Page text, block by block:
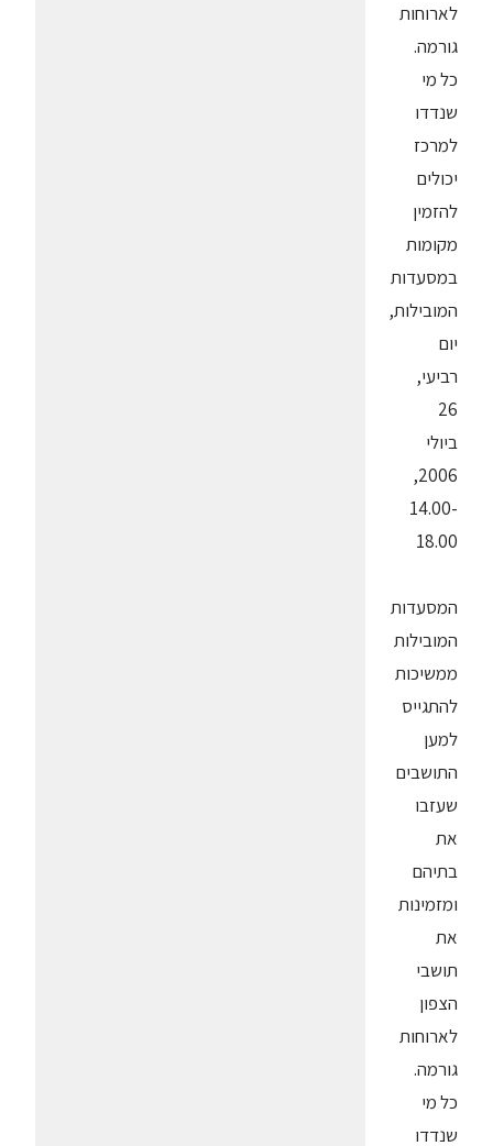
לארוחות
גורמה.
כל מי
שנדדו
למרכז
יכולים
להזמין
מקומות
במסעדות
המובילות,
יום
רביעי,
26
ביולי
2006,
14.00-
18.00
המסעדות
המובילות
ממשיכות
להתגייס
למען
התושבים
שעזבו
את
בתיהם
ומזמינות
את
תושבי
הצפון
לארוחות
גורמה.
כל מי
שנדדו